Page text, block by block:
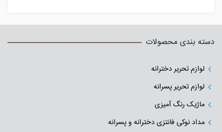
دسته بندی محصولات
لوازم تحریر دخترانه
لوازم تحریر پسرانه
ماژیک رنگ آمیزی
مداد نوکی فانتزی دخترانه و پسرانه